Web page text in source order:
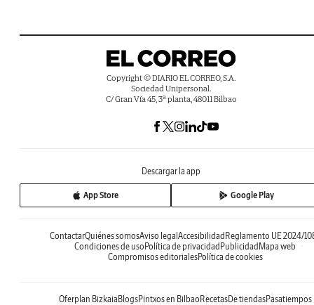
Copyright © DIARIO EL CORREO, S.A.
Sociedad Unipersonal.
C/ Gran Vía 45, 3ª planta, 48011 Bilbao
Descargar la app
App Store Google Play
ContactarQuiénes somosAviso legalAccesibilidadReglamento UE 2024/
Condiciones de usoPolítica de privacidadPublicidadMapa web
Compromisos editorialesPolítica de cookies
Oferplan BizkaiaBlogsPintxos en BilbaoRecetasDe tiendasPasatiempos